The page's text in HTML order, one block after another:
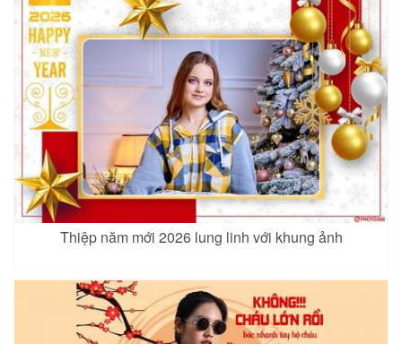
Thiệp năm mới 2026 lung linh với khung ảnh